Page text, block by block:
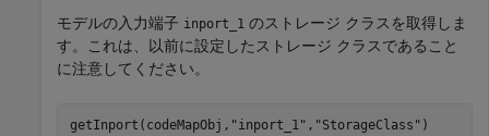
モデルの入力端子 inport_1 のストレージ クラスを取得しま
す。これは、以前に設定したストレージ クラスであること
に注意してください。
getInport(codeMapObj, "inport_1" , "StorageClass" )